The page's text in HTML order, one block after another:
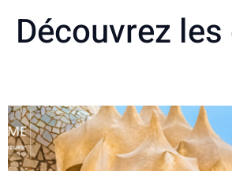
Découvrez